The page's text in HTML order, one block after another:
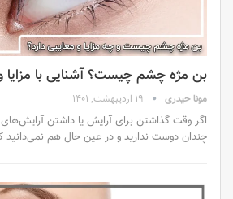
بن مژه چشم چیست؟ آشنایی با مزایا
مونا حیدری 19 اردیبهشت, 1401
اگر وقت گذاشتن برای آرایش یا داشتن
چندان دوست ندارید و در عین حال هم